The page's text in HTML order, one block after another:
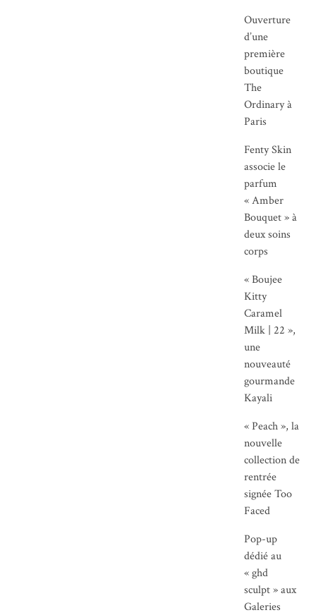
Ouverture
d’une
première
boutique
The
Ordinary à
Paris
Fenty Skin
associe le
parfum
« Amber
Bouquet » à
deux soins
corps
« Boujee
Kitty
Caramel
Milk | 22 »,
une
nouveauté
gourmande
Kayali
« Peach », la
nouvelle
collection de
rentrée
signée Too
Faced
Pop-up
dédié au
« ghd
sculpt » aux
Galeries